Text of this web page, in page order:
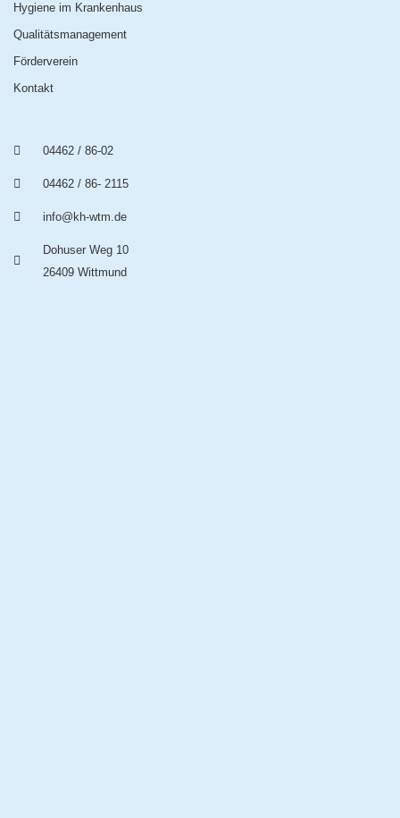
Hygiene im Krankenhaus
Qualitätsmanagement
Förderverein
Kontakt
04462 / 86-02
04462 / 86- 2115
info@kh-wtm.de
Dohuser Weg 10
26409 Wittmund